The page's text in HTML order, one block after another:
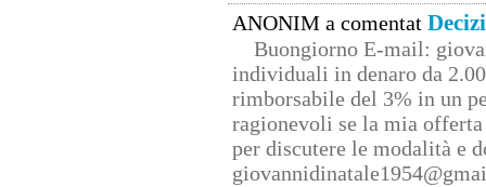
ANONIM a comentat
Buongiorno E-mail:
individuali in denaro da
rimborsabile del 3% in un
ragionevoli se la mia
per discutere le modalità e